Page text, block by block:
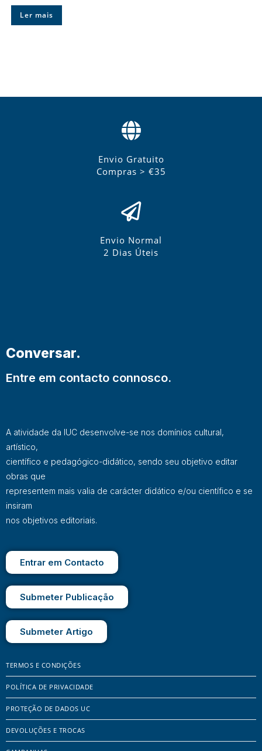
Ler mais
Envio Gratuito
Compras > €35
Envio Normal
2 Dias Úteis
Conversar.
Entre em contacto connosco.
A atividade da IUC desenvolve-se nos domínios cultural,
artístico,
científico e pedagógico-didático, sendo seu objetivo editar
obras que
representem mais valia de carácter didático e/ou científico e se
insiram
nos objetivos editoriais.
Entrar em Contacto
Submeter Publicação
Submeter Artigo
TERMOS E CONDIÇÕES
POLÍTICA DE PRIVACIDADE
PROTEÇÃO DE DADOS UC
DEVOLUÇÕES E TROCAS